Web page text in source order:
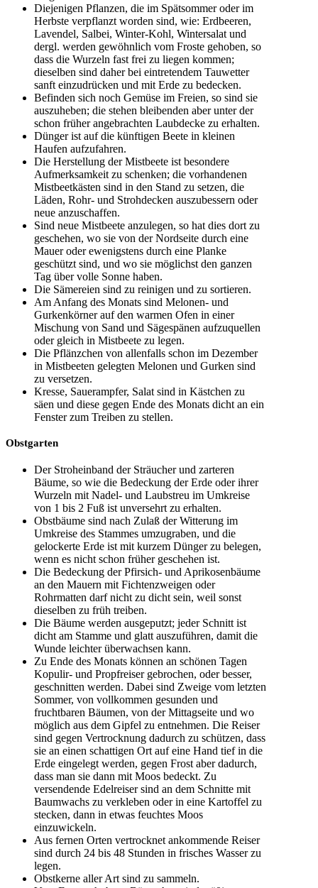
Diejenigen Pflanzen, die im Spätsommer oder im
Herbste verpflanzt worden sind, wie: Erdbeeren,
Lavendel, Salbei, Winter-Kohl, Wintersalat und
dergl. werden gewöhnlich vom Froste gehoben, so
dass die Wurzeln fast frei zu liegen kommen;
dieselben sind daher bei eintretendem Tauwetter
sanft einzudrücken und mit Erde zu bedecken.
Befinden sich noch Gemüse im Freien, so sind sie
auszuheben; die stehen bleibenden aber unter der
schon früher angebrachten Laubdecke zu erhalten.
Dünger ist auf die künftigen Beete in kleinen
Haufen aufzufahren.
Die Herstellung der Mistbeete ist besondere
Aufmerksamkeit zu schenken; die vorhandenen
Mistbeetkästen sind in den Stand zu setzen, die
Läden, Rohr- und Strohdecken auszubessern oder
neue anzuschaffen.
Sind neue Mistbeete anzulegen, so hat dies dort zu
geschehen, wo sie von der Nordseite durch eine
Mauer oder ewenigstens durch eine Planke
geschützt sind, und wo sie möglichst den ganzen
Tag über volle Sonne haben.
Die Sämereien sind zu reinigen und zu sortieren.
Am Anfang des Monats sind Melonen- und
Gurkenkörner auf den warmen Ofen in einer
Mischung von Sand und Sägespänen aufzuquellen
oder gleich in Mistbeete zu legen.
Die Pflänzchen von allenfalls schon im Dezember
in Mistbeeten gelegten Melonen und Gurken sind
zu versetzen.
Kresse, Sauerampfer, Salat sind in Kästchen zu
säen und diese gegen Ende des Monats dicht an ein
Fenster zum Treiben zu stellen.
Obstgarten
Der Stroheinband der Sträucher und zarteren
Bäume, so wie die Bedeckung der Erde oder ihrer
Wurzeln mit Nadel- und Laubstreu im Umkreise
von 1 bis 2 Fuß ist unversehrt zu erhalten.
Obstbäume sind nach Zulaß der Witterung im
Umkreise des Stammes umzugraben, und die
gelockerte Erde ist mit kurzem Dünger zu belegen,
wenn es nicht schon früher geschehen ist.
Die Bedeckung der Pfirsich- und Aprikosenbäume
an den Mauern mit Fichtenzweigen oder
Rohrmatten darf nicht zu dicht sein, weil sonst
dieselben zu früh treiben.
Die Bäume werden ausgeputzt; jeder Schnitt ist
dicht am Stamme und glatt auszuführen, damit die
Wunde leichter überwachsen kann.
Zu Ende des Monats können an schönen Tagen
Kopulir- und Propfreiser gebrochen, oder besser,
geschnitten werden. Dabei sind Zweige vom letzten
Sommer, von vollkommen gesunden und
fruchtbaren Bäumen, von der Mittagseite und wo
möglich aus dem Gipfel zu entnehmen. Die Reiser
sind gegen Vertrocknung dadurch zu schützen, dass
sie an einen schattigen Ort auf eine Hand tief in die
Erde eingelegt werden, gegen Frost aber dadurch,
dass man sie dann mit Moos bedeckt. Zu
versendende Edelreiser sind an dem Schnitte mit
Baumwachs zu verkleben oder in eine Kartoffel zu
stecken, dann in etwas feuchtes Moos
einzuwickeln.
Aus fernen Orten vertrocknet ankommende Reiser
sind durch 24 bis 48 Stunden in frisches Wasser zu
legen.
Obstkerne aller Art sind zu sammeln.